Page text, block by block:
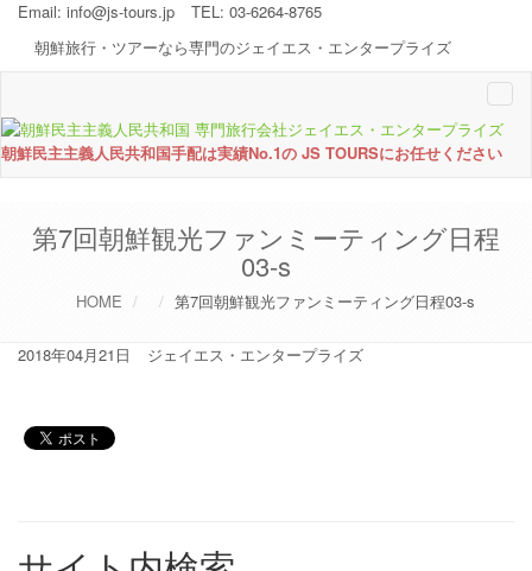
Email: info@js-tours.jp
TEL: 03-6264-8765
朝鮮旅行・ツアーなら専門のジェイエス・エンタープライズ
朝鮮民主主義人民共和国手配は実績No.1の JS TOURSにお任せください
第7回朝鮮観光ファンミーティング日程
03-s
HOME 第7回朝鮮観光ファンミーティング日程03-s
2018年04月21日 ジェイエス・エンタープライズ